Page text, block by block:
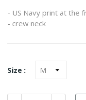
- US Navy print at the
- crew neck
Size :